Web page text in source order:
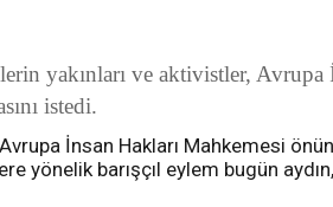
yakınları ve aktivistler, Avrupa
istedi.
İnsan Hakları Mahkemesi
barışçıl eylem bugün aydın,